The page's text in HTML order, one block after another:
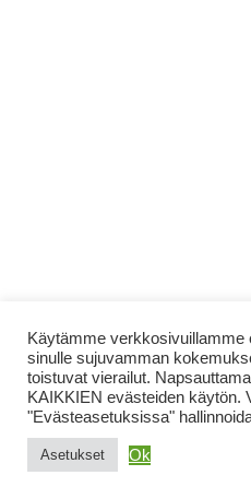
Käytämme
sinulle sujuvamman
toistuvat vierailut.
KAIKKIEN evästeiden käytön.
"Evästeasetuksissa"
Asetukset Ok